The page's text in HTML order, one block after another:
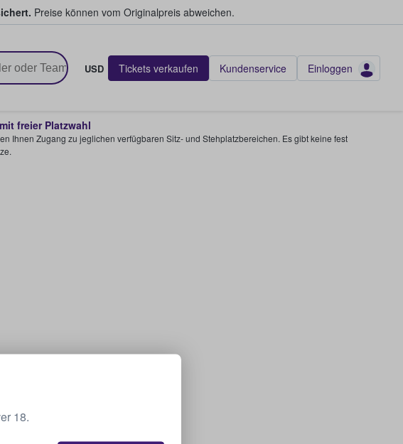
Preise können vom Originalpreis abweichen.
USD Tickets verkaufen Kundenservice Einloggen
freier Platzwahl
Ihnen Zugang zu jeglichen verfügbaren Sitz- und Stehplatzbereichen. Es gibt keine fest
18.